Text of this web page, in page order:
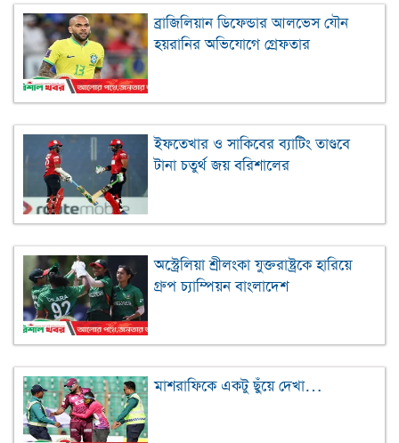
ব্রাজিলিয়ান ডিফেন্ডার আলভেস যৌন
হয়রানির অভিযোগে গ্রেফতার
ইফতেখার ও সাকিবের ব্যাটিং তাণ্ডবে
টানা চতুর্থ জয় বরিশালের
অস্ট্রেলিয়া শ্রীলংকা যুক্তরাষ্ট্রকে হারিয়ে
গ্রুপ চ্যাম্পিয়ন বাংলাদেশ
মাশরাফিকে একটু ছুঁয়ে দেখা…